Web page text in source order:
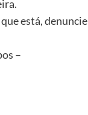
está, denuncie
–